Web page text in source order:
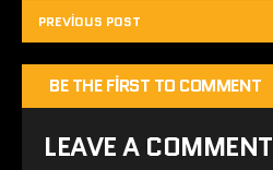
PREVIOUS POST
BE THE FIRST TO COMMENT
LEAVE A COMMENT